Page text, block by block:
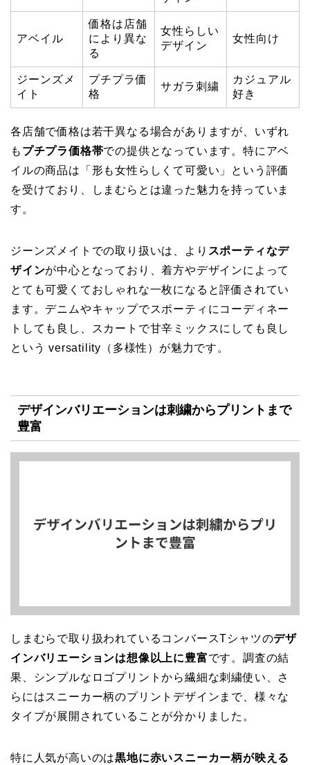
アベイル
価格は店舗
により異な
る
女性らしい
デザイン
女性向け
ジーンズメ
イト
プチプラ価
格
サガラ刺繍
カジュアル
好き
各店舗で価格は若干異なる場合がありますが、いずれ
も プチプラ価格帯での提供となっています。特にアベ
イルの商品は「形も女性らしくて可愛い」という評価
を受けており、しまむらとは違った魅力を持っていま
す。
ジーンズメイトでの取り扱いは、より スポーティなデ
ザインが中心となっており、着方やデザインによって
とても可愛くておしゃれな一枚になると評価されてい
ます。デニムやキャップでスポーティにコーディネー
トしても良し、スカートで甘辛ミックスにしても良し
という versatility（多様性）が魅力です。
デザインバリエーションは刺繍からプリントまで
豊富
しまむらで取り扱われているコンバースTシャツのデザ
インバリエーションは想像以上に豊富です。調査の結
果、シンプルなロゴプリントから繊細な刺繍使い、さ
らにはスニーカー柄のプリントデザインまで、様々な
タイプが展開されていることが分かりました。
特に人気が高いのは黒地に赤いスニーカー柄が映える